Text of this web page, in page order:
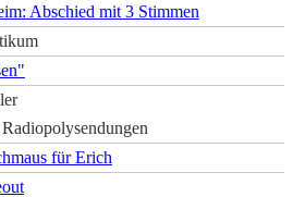
Abschied mit 3 Stimmen
Radiopolysendungen
für Erich